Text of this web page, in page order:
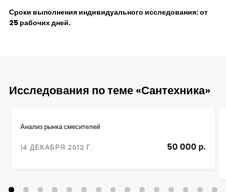
Сроки выполнения индивидуального исследования: от
25 рабочих дней.
Исследования по теме «Сантехника»
Анализ рынка смесителей
14 ДЕКАБРЯ 2012 Г. 50 000 р.